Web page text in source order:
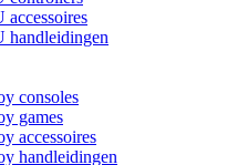
handleidingen
consoles
games
accessoires
handleidingen